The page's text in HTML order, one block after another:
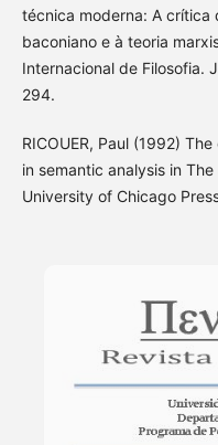
técnica moderna: A crítica
baconiano e à teoria
Internacional de Filosofia.
294.
RICOUER, Paul (1992)
in semantic analysis in
University of Chicago